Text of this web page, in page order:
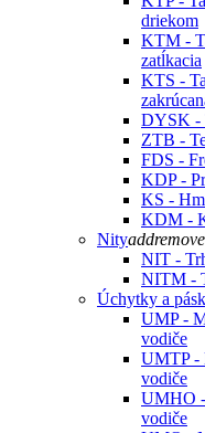
driekom
KTM -
zatĺkacia
KTS -
DYSK -
ZTB -
FDS -
KDP -
KS -
KDM -
Nityaddremove
NIT -
NITM -
Úchytky a
UMP -
vodiče
UMTP -
vodiče
UMHO -
vodiče